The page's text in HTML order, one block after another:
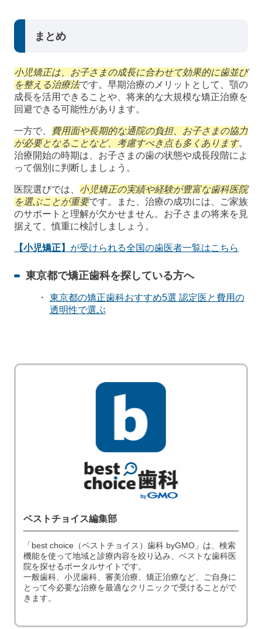
まとめ
小児矯正は、お子さまの成長に合わせて効果的に歯並び
を整える治療法です。早期治療のメリットとして、顎の
成長を活用できることや、将来的な大規模な矯正治療を
回避できる可能性があります。
一方で、
費用面や長期的な通院の負担、お子さまの協力
が必要となることなど、考慮すべき点も多くあります。
治療開始の時期は、お子さまの歯の状態や成長段階によ
って個別に判断しましょう。
医院選びでは、 小児矯正の実績や経験が豊富な歯科医院
を選ぶことが重要です。また、治療の成功には、ご家族
のサポートと理解が欠かせません。お子さまの将来を見
据えて、慎重に検討しましょう。
【小児矯正】 が受けられる全国の歯医者一覧はこちら
東京都で矯正歯科を探している方へ
東京都の矯正歯科おすすめ5選 認定医と費用の
透明性で選ぶ
ベストチョイス編集部
「best choice（ベストチョイス）歯科 byGMO」は、検索
機能を使って地域と診療内容を絞り込み、ベストな歯科医
院を探せるポータルサイトです。
一般歯科、小児歯科、審美治療、矯正治療など、ご自身に
とって今必要な治療を最適なクリニックで受けることがで
きます。